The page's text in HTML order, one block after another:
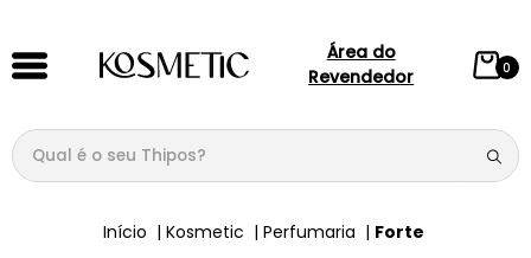
Área do
Revendedor
0
Qual é o seu Thipos?
Kosmetic Perfumaria Forte